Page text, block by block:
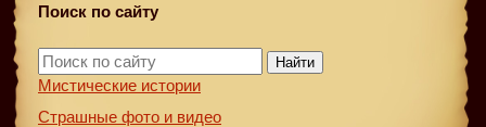
Поиск по сайту
Найти
Мистические истории
Страшные фото и видео